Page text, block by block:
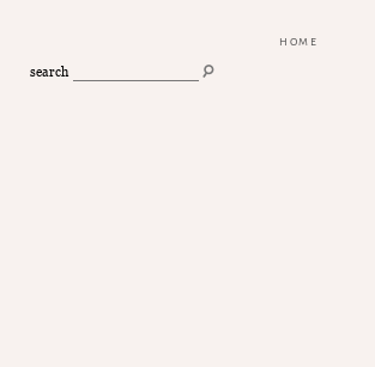
search
HOME